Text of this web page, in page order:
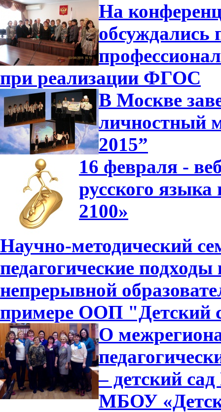
На
обсуждались
при реализации ФГОС
В Москве
личностный
2015”
16 февраля -
русского
2100»
Научно-методический
педагогические
непрерывной
примере ООП "Детский
О
– детский
МБОУ